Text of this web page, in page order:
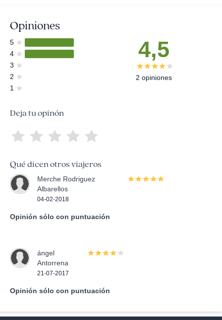
Opiniones
5
4
3
2
1
4,5
2 opiniones
Deja tu opinón
Qué dicen otros viajeros
Merche Rodriguez
Albarellos
04-02-2018
Opinión sólo con puntuación
ángel
Antorrena
21-07-2017
Opinión sólo con puntuación